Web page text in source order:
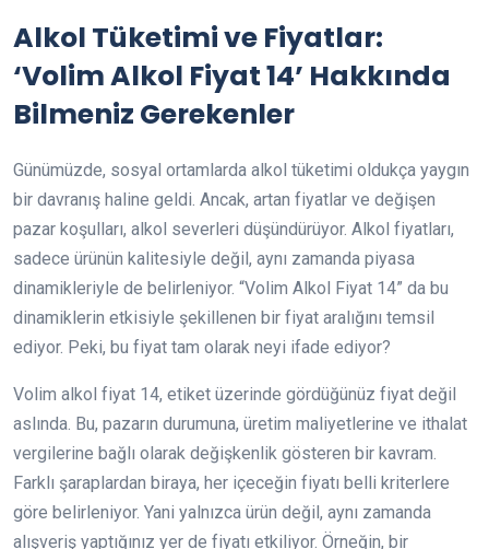
Alkol Tüketimi ve Fiyatlar:
‘Volim Alkol Fiyat 14’ Hakkında
Bilmeniz Gerekenler
Günümüzde, sosyal ortamlarda alkol tüketimi oldukça yaygın
bir davranış haline geldi. Ancak, artan fiyatlar ve değişen
pazar koşulları, alkol severleri düşündürüyor. Alkol fiyatları,
sadece ürünün kalitesiyle değil, aynı zamanda piyasa
dinamikleriyle de belirleniyor. “Volim Alkol Fiyat 14” da bu
dinamiklerin etkisiyle şekillenen bir fiyat aralığını temsil
ediyor. Peki, bu fiyat tam olarak neyi ifade ediyor?
Volim alkol fiyat 14, etiket üzerinde gördüğünüz fiyat değil
aslında. Bu, pazarın durumuna, üretim maliyetlerine ve ithalat
vergilerine bağlı olarak değişkenlik gösteren bir kavram.
Farklı şaraplardan biraya, her içeceğin fiyatı belli kriterlere
göre belirleniyor. Yani yalnızca ürün değil, aynı zamanda
alışveriş yaptığınız yer de fiyatı etkiliyor. Örneğin, bir